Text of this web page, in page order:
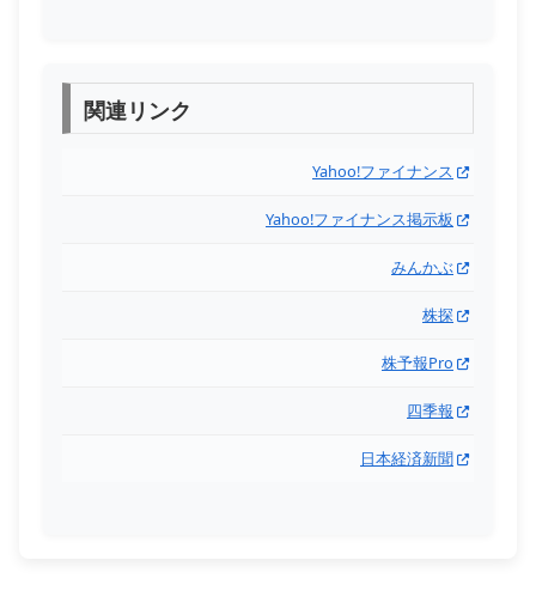
関連リンク
Yahoo!ファイナンス
Yahoo!ファイナンス掲示板
みんかぶ
株探
株予報Pro
四季報
日本経済新聞